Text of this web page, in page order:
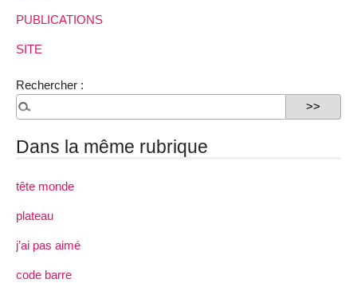
PUBLICATIONS
SITE
Rechercher :
Dans la même rubrique
tête monde
plateau
j’ai pas aimé
code barre